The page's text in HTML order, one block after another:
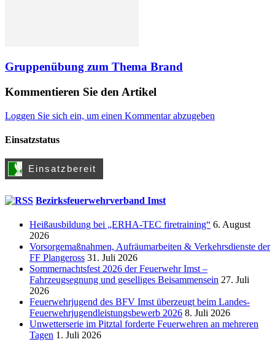
Gruppenübung zum Thema Brand
Kommentieren Sie den Artikel
Loggen Sie sich ein, um einen Kommentar abzugeben
Einsatzstatus
Bezirksfeuerwehrverband Imst
Heißausbildung bei „ERHA-TEC firetraining“ 6. August
2026
Vorsorgemaßnahmen, Aufräumarbeiten & Verkehrsdienste der
FF Plangeross 31. Juli 2026
Sommernachtsfest 2026 der Feuerwehr Imst –
Fahrzeugsegnung und geselliges Beisammensein 27. Juli
2026
Feuerwehrjugend des BFV Imst überzeugt beim Landes-
Feuerwehrjugendleistungsbewerb 2026 8. Juli 2026
Unwetterserie im Pitztal forderte Feuerwehren an mehreren
Tagen 1. Juli 2026